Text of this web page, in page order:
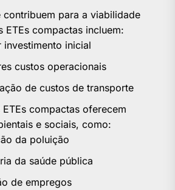
contribuem para a viabilidade
ETEs compactas incluem:
investimento inicial
custos operacionais
de custos de transporte
compactas oferecem
e sociais, como:
da poluição
da saúde pública
de empregos